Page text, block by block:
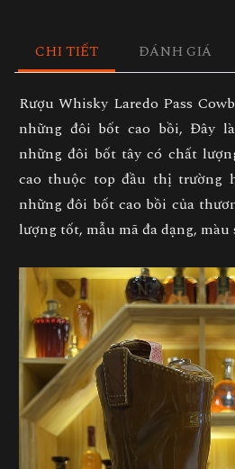
CHI TIẾT ĐÁNH GIÁ
Rượu Whisky Laredo Pass
những đôi bốt cao bồi, Đây
những đôi bốt tây có chất
cao thuộc top đầu thị trường
những đôi bốt cao bồi của
lượng tốt, mẫu mã đa dạng,